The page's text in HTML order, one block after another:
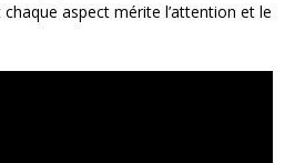
aspect mérite l’attention et le